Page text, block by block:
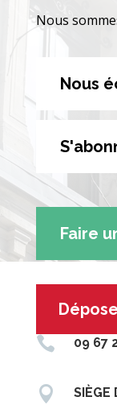
Nous
Nous
Faire
 09 67

SIÈGE